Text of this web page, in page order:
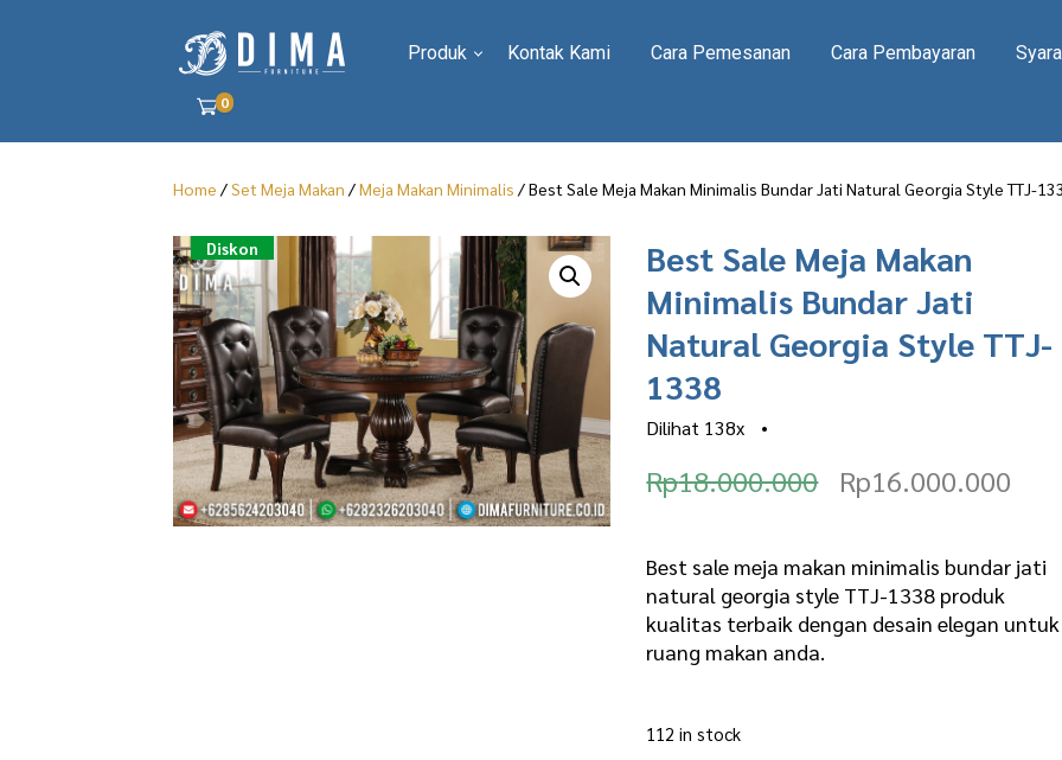
Produk Kontak Kami Cara Pemesanan Cara Pembayaran
0
Home /Set Meja Makan /Meja Makan Minimalis / Best Sale Meja Makan Minimalis Bundar Jati Natural Georgia Style TTJ-
Diskon
Best Sale Meja Makan
Minimalis Bundar Jati
Natural Georgia Style TTJ-
1338
Dilihat 138x •
Rp18.000.000
O
i
g
i
Rp16.000.000
r
r
e
Best sale meja makan minimalis bundar jati
natural georgia style TTJ-1338 produk
kualitas terbaik dengan desain elegan untuk
ruang makan anda.
112 in stock